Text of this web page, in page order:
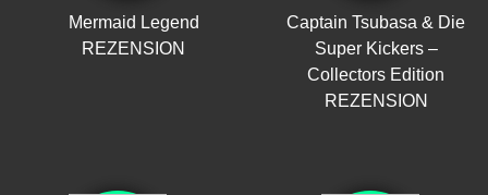
Mermaid Legend
REZENSION
Captain Tsubasa & Die
Super Kickers –
Collectors Edition
REZENSION